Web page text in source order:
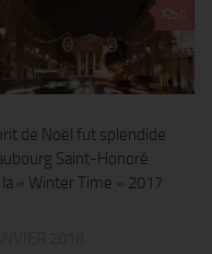
de Noël fut splendide
Saint-Honoré
« Winter Time » 2017